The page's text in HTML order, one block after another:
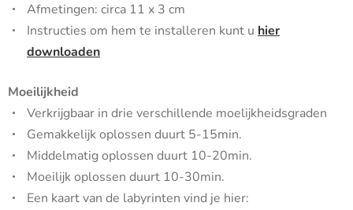
Afmetingen: circa 11 x 3 cm
Instructies om hem te installeren kunt u hier
downloaden
Moeilijkheid
Verkrijgbaar in drie verschillende moelijkheidsgraden
Gemakkelijk oplossen duurt 5-15min.
Middelmatig oplossen duurt 10-20min.
Moeilijk oplossen duurt 10-30min.
Een kaart van de labyrinten vind je hier: